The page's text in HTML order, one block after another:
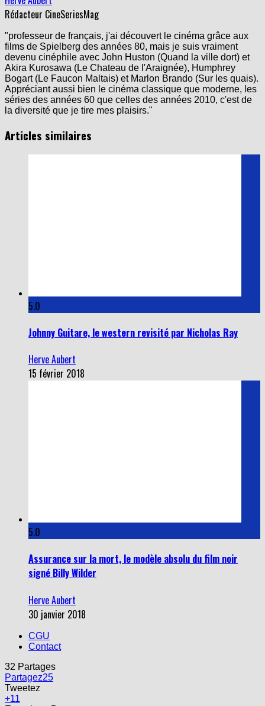
Herve Aubert
Rédacteur CineSeriesMag
"professeur de français, j'ai découvert le cinéma grâce aux
films de Spielberg des années 80, mais je suis vraiment
devenu cinéphile avec John Huston (Quand la ville dort) et
Akira Kurosawa (Le Chateau de l'Araignée), Humphrey
Bogart (Le Faucon Maltais) et Marlon Brando (Sur les quais).
Appréciant aussi bien le cinéma classique que moderne, les
séries des années 60 que celles des années 2010, c'est de
la diversité que je tire mes plaisirs."
Articles similaires
5.0
Johnny Guitare, le western revisité par Nicholas Ray
Herve Aubert
15 février 2018
5.0
Assurance sur la mort, le modèle absolu du film noir
signé Billy Wilder
Herve Aubert
30 janvier 2018
CGU
Contact
32Partages
Partagez25
Tweetez